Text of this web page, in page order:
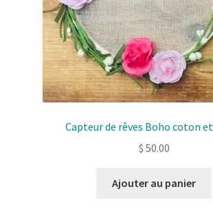
Capteur de rêves Boho coton
$ 50.00
Ajouter au panier